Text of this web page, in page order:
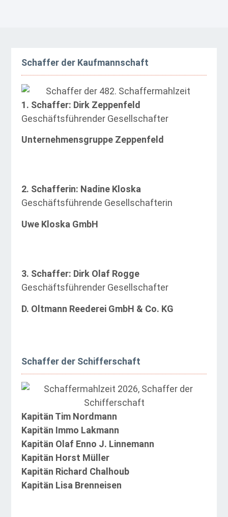
Schaffer der Kaufmannschaft
1. Schaffer: Dirk Zeppenfeld
Geschäftsführender Gesellschafter
Unternehmensgruppe Zeppenfeld
2. Schafferin: Nadine Kloska
Geschäftsführende Gesellschafterin
Uwe Kloska GmbH
3. Schaffer: Dirk Olaf Rogge
Geschäftsführender Gesellschafter
D. Oltmann Reederei GmbH & Co. KG
Schaffer der Schifferschaft
Kapitän Tim Nordmann
Kapitän Immo Lakmann
Kapitän Olaf Enno J. Linnemann
Kapitän Horst Müller
Kapitän Richard Chalhoub
Kapitän Lisa Brenneisen